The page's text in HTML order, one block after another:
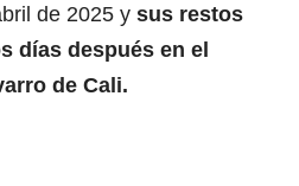
de 2025 y sus restos
días después en el
de Cali.